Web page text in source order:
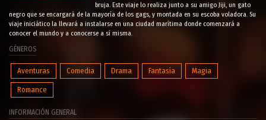
bruja. Este viaje lo realiza junto a su amigo Jiji, un gato
negro que se encargará de la mayoría de los gags, y montada en su escoba voladora. Su
viaje iniciático la llevará a instalarse en una ciudad marítima donde comenzará a
conocer el mundo y a conocerse a sí misma.
GÉNEROS
Aventuras Comedia Drama Fantasía Magia
Romance
INFORMACIÓN GENERAL